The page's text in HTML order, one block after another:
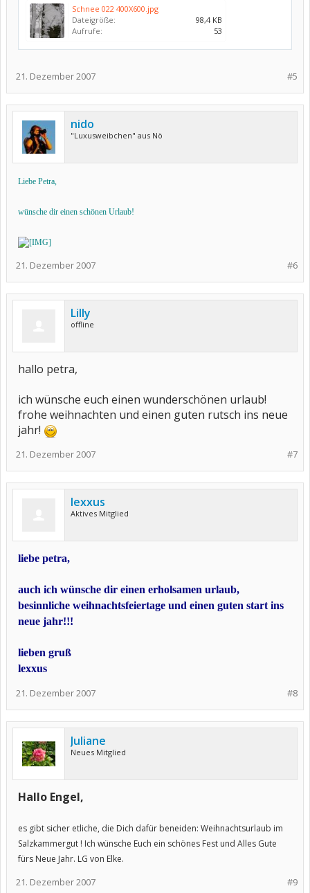
Schnee 022 400X600.jpg
Dateigröße:
98,4 KB
Aufrufe:
53
#5
21. Dezember 2007
nido
"Luxusweibchen" aus Nö
Liebe Petra,
wünsche dir einen schönen Urlaub!
#6
21. Dezember 2007
Lilly
offline
hallo petra,
ich wünsche euch einen wunderschönen urlaub!
frohe weihnachten und einen guten rutsch ins neue
jahr!
#7
21. Dezember 2007
lexxus
Aktives Mitglied
liebe petra,
auch ich wünsche dir einen erholsamen urlaub,
besinnliche weihnachtsfeiertage und einen guten start ins
neue jahr!!!
lieben gruß
lexxus
#8
21. Dezember 2007
Juliane
Neues Mitglied
Hallo Engel,
es gibt sicher etliche, die Dich dafür beneiden: Weihnachtsurlaub im
Salzkammergut ! Ich wünsche Euch ein schönes Fest und Alles Gute
fürs Neue Jahr. LG von Elke.
#9
21. Dezember 2007